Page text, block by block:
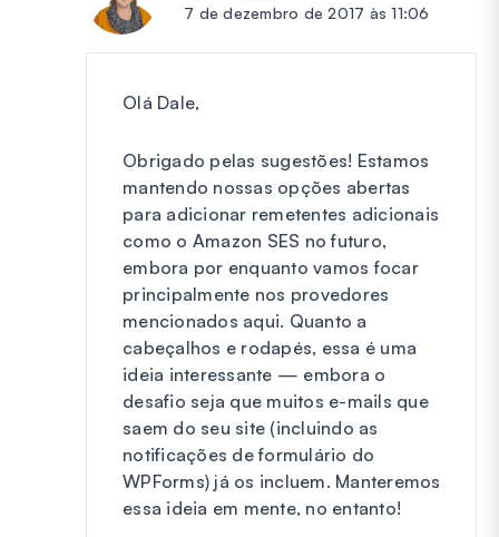
7 de dezembro de 2017 às 11:06
Olá Dale,
Obrigado pelas sugestões! Estamos
mantendo nossas opções abertas
para adicionar remetentes adicionais
como o Amazon SES no futuro,
embora por enquanto vamos focar
principalmente nos provedores
mencionados aqui. Quanto a
cabeçalhos e rodapés, essa é uma
ideia interessante — embora o
desafio seja que muitos e-mails que
saem do seu site (incluindo as
notificações de formulário do
WPForms) já os incluem. Manteremos
essa ideia em mente, no entanto!